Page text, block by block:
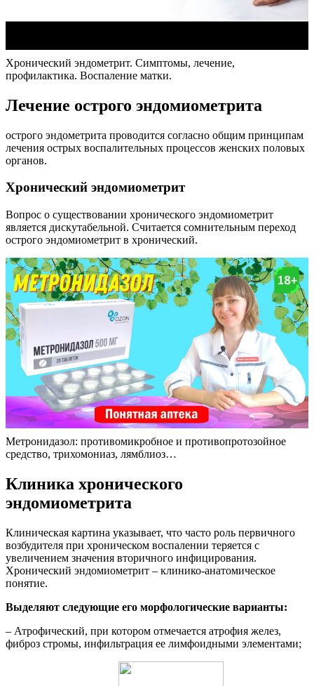
Хронический эндометрит. Симптомы, лечение,
профилактика. Воспаление матки.
Лечение острого эндомиометрита
острого эндометрита проводится согласно общим принципам
лечения острых воспалительных процессов женских половых
органов.
Хронический эндомиометрит
Вопрос о существовании хронического эндомиометрит
является дискутабельной. Считается сомнительным переход
острого эндомиометрит в хронический.
Метронидазол: противомикробное и противопротозойное
средство, трихомониаз, лямблиоз…
Клиника хронического
эндомиометрита
Клиническая картина указывает, что часто роль первичного
возбудителя при хроническом воспалении теряется с
увеличением значения вторичного инфицирования.
Хронический эндомиометрит – клинико-анатомическое
понятие.
Выделяют следующие его морфологические варианты:
– Атрофический, при котором отмечается атрофия желез,
фиброз стромы, инфильтрация ее лимфоидными элементами;